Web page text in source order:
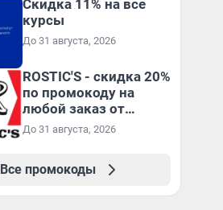
повторные заказы по
промокоду НАБЕРИ
Скидка 11% на все
курсы
До 31 августа, 2026
ROSTIC'S - скидка 20%
по промокоду на
любой заказ от
3199₽!
До 31 августа, 2026
Все промокоды